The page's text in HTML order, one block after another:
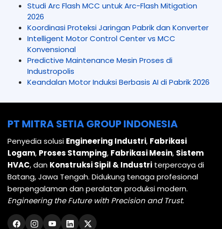
Studi Arc Flash MCC untuk Arc-Flash Mitigation
2026
Koordinasi Proteksi Jaringan Pabrik dan Konverter
Intelligent Motor Control Center vs MCC
Konvensional
Predictive Maintenance Mesin Proses di
Industropolis
Keandalan Motor Induksi Berbasis AI di Pabrik 2026
PT MITRA SETIA GROUP INDONESIA
Penyedia solusi Engineering Industri, Fabrikasi
Logam, Proses Stamping, Fabrikasi Mesin, Sistem
HVAC, dan Konstruksi Sipil & Industri terpercaya di
Batang, Jawa Tengah. Didukung tenaga profesional
berpengalaman dan peralatan produksi modern.
Engineering the Future with Precision and Trust.